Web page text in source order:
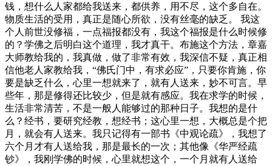
钱，想什么人家都给我送来，都供养，用不尽，这个多自在。
物质生活的受用，真正是随心所欲，没有丝毫的缺乏。 我这
个人前世没修福，一点福报都没有，我这个福报是什么时候修
的？学佛之后明白这个道理，我才真干。布施这个方法，章嘉
大师教给我的，我真做，做了非常有效，我深信不疑，真正相
信他老人家教给我，“佛氏门中，有求必应”，只要你肯施，你
要是缺乏什么，心里一想就来了，就有人送来，妙不可言。早
些年，那是修得还比较少，但是就有感应。我在求学的时候，
生活非常清苦，不是一般人能够过的那种日子。我想的是什
么？经书，要研究经教，想经书；这心里一想，大概总是个把
月，就会有人送来。我只记得有一部书《中观论疏》，我想了
六个月才有人送给我，那是最长的一次；其他像《华严经疏
钞》，我刚学佛的时候，心里就想这个，一个月就有人送给